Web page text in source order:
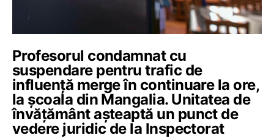
Profesorul condamnat cu
suspendare pentru trafic de
influență merge în continuare la ore,
la școala din Mangalia. Unitatea de
învățământ așteaptă un punct de
vedere juridic de la Inspectorat